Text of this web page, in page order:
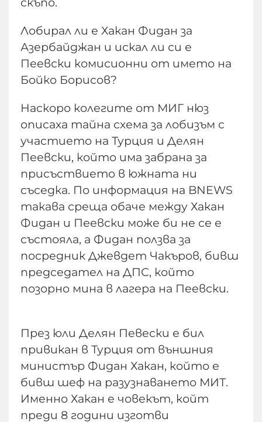
Лобирал ли е Хакан Фидан за
Азербайджан и искал ли си е
Пеевски комисионни от името на
Бойко Борисов?
Наскоро колегите от МИГ нюз
описаха тайна схема за лобизъм с
участието на Турция и Делян
Пеевски, който има забрана за
присъствието в южната ни
съседка. По информация на BNEWS
такава среща обаче между Хакан
Фидан и Пеевски може би не се е
състояла, а Фидан ползва за
посредник Джевдет Чакъров, бивш
председател на ДПС, който
позорно мина в лагера на Пеевски.
През юли Делян Певески е бил
привикан в Турция от външния
министър Фидан Хакан, който е
бивш шеф на разузнаването МИТ.
Именно Хакан е човекът, койт
преди 8 години изготви